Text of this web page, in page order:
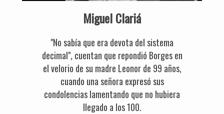
Miguel Clariá
"No sabía que era devota del sistema
decimal", cuentan que repondió Borges en
el velorio de su madre Leonor de 99 años,
cuando una señora expresó sus
condolencias lamentando que no hubiera
llegado a los 100.